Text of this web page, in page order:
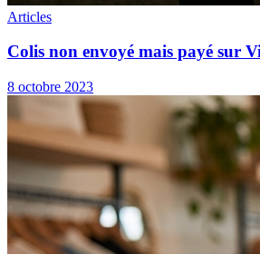
Articles
Colis non envoyé mais payé sur
8 octobre 2023